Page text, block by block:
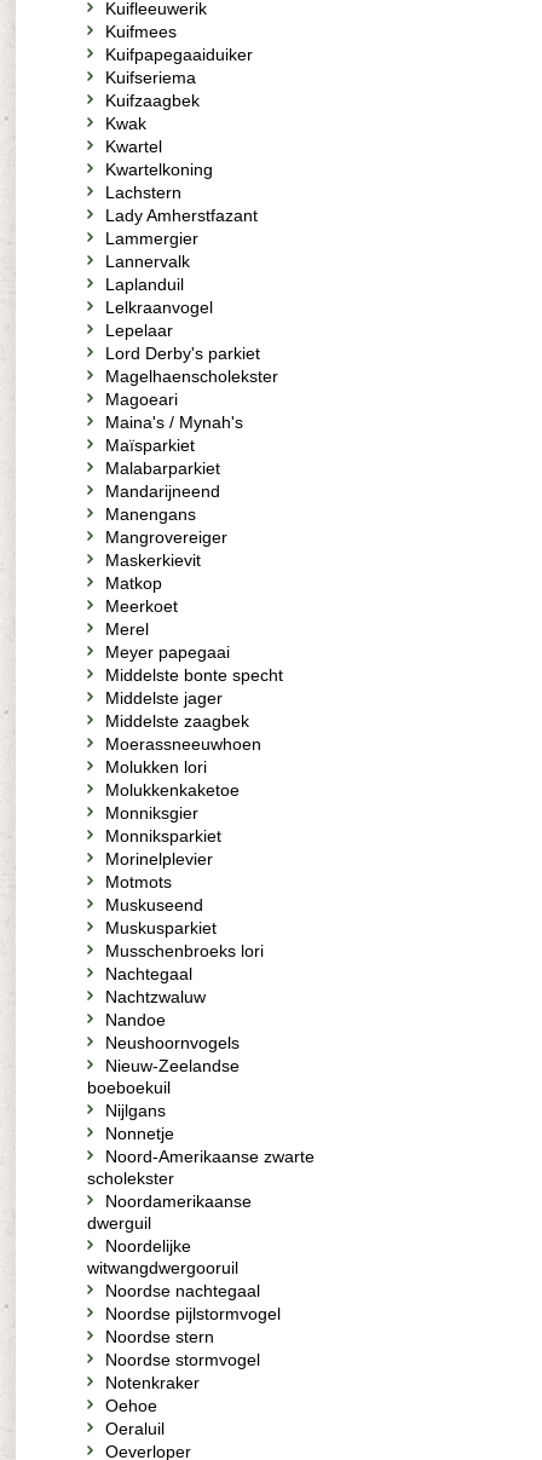
Kuifleeuwerik
Kuifmees
Kuifpapegaaiduiker
Kuifseriema
Kuifzaagbek
Kwak
Kwartel
Kwartelkoning
Lachstern
Lady Amherstfazant
Lammergier
Lannervalk
Laplanduil
Lelkraanvogel
Lepelaar
Lord Derby's parkiet
Magelhaenscholekster
Magoeari
Maina's / Mynah's
Maïsparkiet
Malabarparkiet
Mandarijneend
Manengans
Mangrovereiger
Maskerkievit
Matkop
Meerkoet
Merel
Meyer papegaai
Middelste bonte specht
Middelste jager
Middelste zaagbek
Moerassneeuwhoen
Molukken lori
Molukkenkaketoe
Monniksgier
Monniksparkiet
Morinelplevier
Motmots
Muskuseend
Muskusparkiet
Musschenbroeks lori
Nachtegaal
Nachtzwaluw
Nandoe
Neushoornvogels
Nieuw-Zeelandse
boeboekuil
Nijlgans
Nonnetje
Noord-Amerikaanse zwarte
scholekster
Noordamerikaanse
dwerguil
Noordelijke
witwangdwergooruil
Noordse nachtegaal
Noordse pijlstormvogel
Noordse stern
Noordse stormvogel
Notenkraker
Oehoe
Oeraluil
Oeverloper